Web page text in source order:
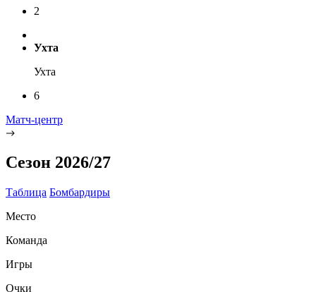
2
Ухта
Ухта
6
Матч-центр
Сезон 2026/27
Таблица Бомбардиры
Место
Команда
Игры
Очки